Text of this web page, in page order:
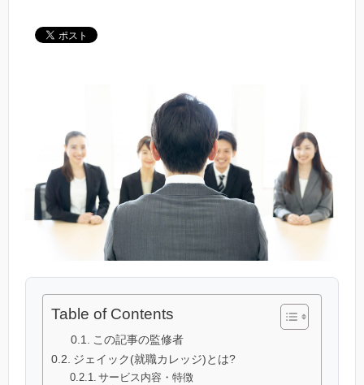
Table of Contents
この記事の監修者
ジェイック(就職カレッジ)とは?
サービス内容・特徴